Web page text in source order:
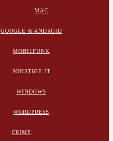
MAC
GOOGLE & ANDROID
MOBILFUNK
SONSTIGE IT
WINDOWS
WORDPRESS
CRIME